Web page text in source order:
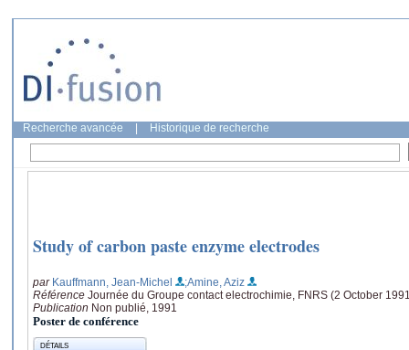
Recherche avancée Historique de recherche
Study of carbon paste enzyme electrodes
par Kauffmann, Jean-Michel
;Amine, Aziz
Référence Journée du Groupe contact electrochimie, FNRS (2 October
Publication Non publié, 1991
Poster de conférence
DÉTAILS